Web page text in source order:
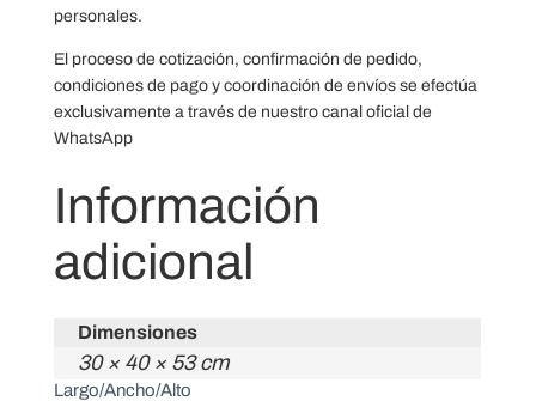
personales.
El proceso de cotización, confirmación de pedido,
condiciones de pago y coordinación de envíos se efectúa
exclusivamente a través de nuestro canal oficial de
WhatsApp
Información
adicional
Dimensiones
30 × 40 × 53 cm
Largo/Ancho/Alto